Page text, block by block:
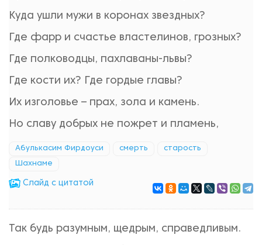
Куда ушли мужи в коронах звездных?
Где фарр и счастье властелинов, грозных?
Где полководцы, пахлаваны-львы?
Где кости их? Где гордые главы?
Их изголовье – прах, зола и камень.
Но славу добрых не пожрет и пламень,
Абулькасим Фирдоуси смерть старость
Шахнаме
Cлайд с цитатой
Так будь разумным, щедрым, справедливым.